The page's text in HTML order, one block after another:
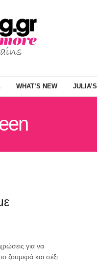
WHAT’S NEW
για να
ζουμερά και σέξι